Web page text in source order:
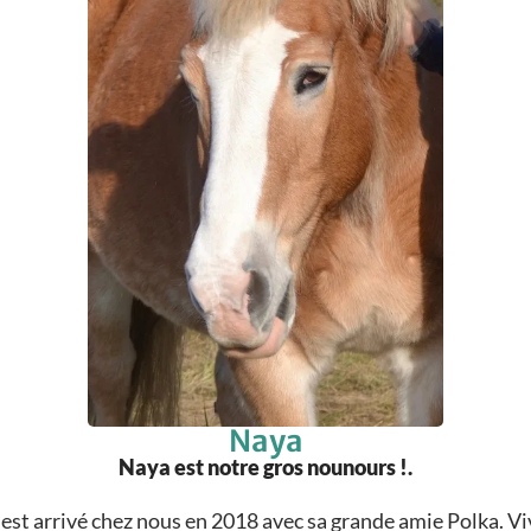
Naya
Naya est notre gros nounours !.
arrivé chez nous en 2018 avec sa grande amie Polka.